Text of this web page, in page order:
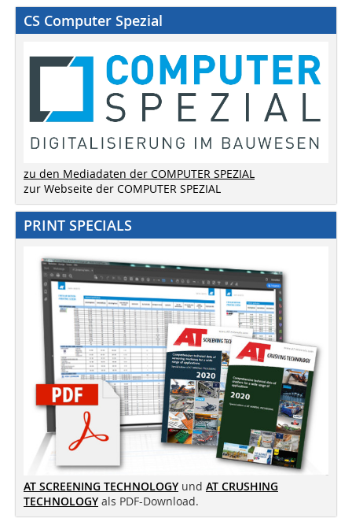
CS Computer Spezial
zu den Mediadaten der COMPUTER SPEZIAL
zur Webseite der COMPUTER SPEZIAL
PRINT SPECIALS
AT SCREENING TECHNOLOGY und AT CRUSHING
TECHNOLOGY als PDF-Download.